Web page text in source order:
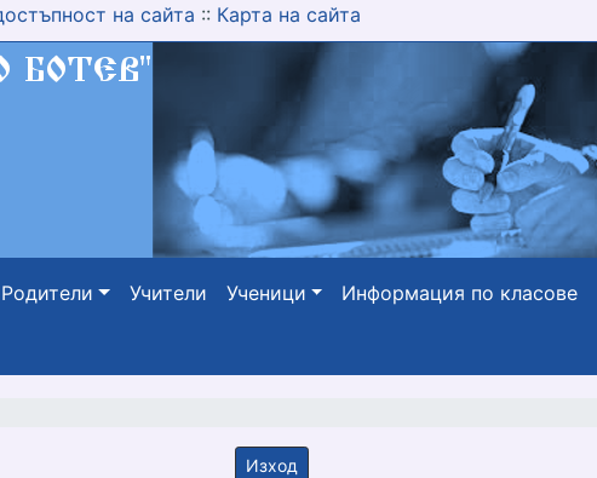
на сайта :: Карта на сайта
Родители Учители Ученици Информация по класове
Изход